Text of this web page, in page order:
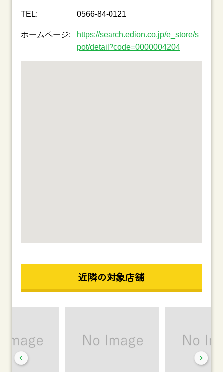
TEL: 0566-84-0121
ホームページ:
https://search.edion.co.jp/e_store/s
pot/detail?code=0000004204
近隣の対象店舗